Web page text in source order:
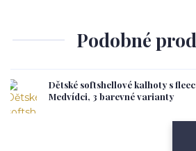
Podobné
Dětské softshellové kalhoty s
Medvídci, 3 barevné varianty